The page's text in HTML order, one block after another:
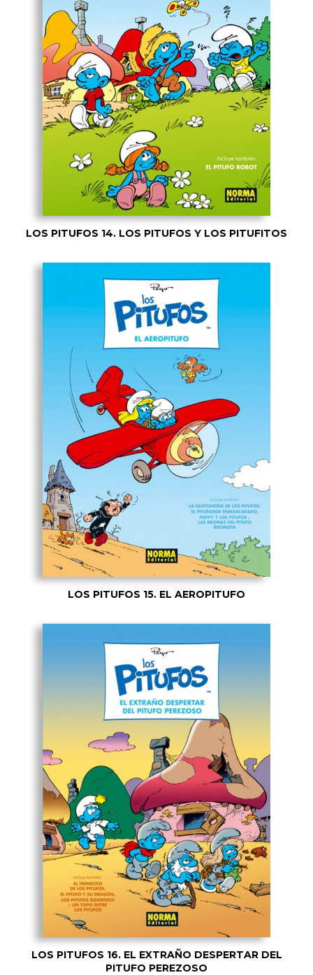
LOS PITUFOS 14. LOS PITUFOS Y LOS PITUFITOS
LOS PITUFOS 15. EL AEROPITUFO
LOS PITUFOS 16. EL EXTRAÑO DESPERTAR DEL
PITUFO PEREZOSO